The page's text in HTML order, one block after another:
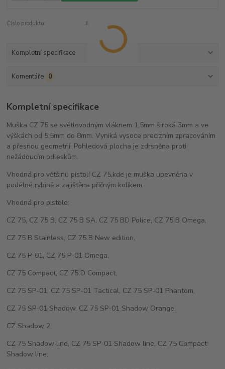
Číslo produktu: .8
Kompletní specifikace
Komentáře 0
Kompletní specifikace
Muška CZ 75 se světlovodným vláknem 1,5mm široká 3mm a ve
výškách od 5,5mm do 8mm. Vyniká vysoce precizním zpracováním
a přesnou geometrií. Pohledová plocha je zdrsněna proti
nežádoucím odleskům.
Vhodná pro většinu pistolí CZ 75,kde je muška upevněna v
podélné rybině a zajištěna příčným kolíkem.
Vhodná pro pistole:
CZ 75, CZ 75 B, CZ 75 B SA, CZ 75 BD Police, CZ 75 B Omega,
CZ 75 B Stainless, CZ 75 B New edition,
CZ 75 P-01, CZ 75 P-01 Omega,
CZ 75 Compact, CZ 75 D Compact,
CZ 75 SP-01, CZ 75 SP-01 Tactical, CZ 75 SP-01 Phantom,
CZ 75 SP-01 Shadow, CZ 75 SP-01 Shadow Orange,
CZ Shadow 2,
CZ 75 Shadow line, CZ 75 SP-01 Shadow line, CZ 75 Compact
Shadow line,